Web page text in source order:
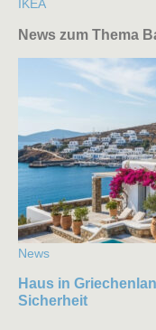
IKEA
News zum Thema
News
Haus in
Sicherheit